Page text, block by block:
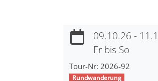
09.10.26 -
Fr bis So
Tour-Nr: 2026-92
Rundwanderung